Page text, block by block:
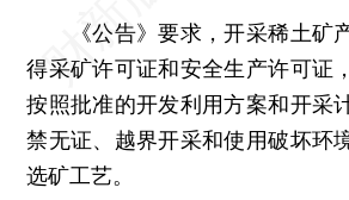
《公告》要求，开采稀土矿
得采矿许可证和安全生产许可证
按照批准的开发利用方案和开采
禁无证、越界开采和使用破坏环
选矿工艺。